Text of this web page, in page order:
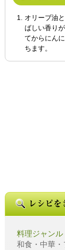
オリーブ油
ばしい香り
てからにん
ちます。
料理ジャンル
和食・中華・